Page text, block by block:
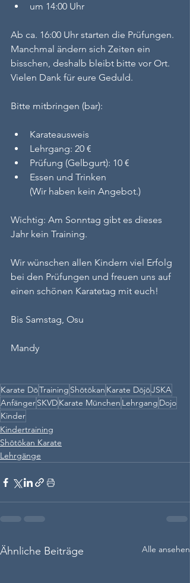
um 14:00 Uhr
Ab ca. 16:00 Uhr starten die Prüfungen.
Manchmal ändern sich Zeiten ein
bisschen, deshalb bleibt bitte vor Ort.
Vielen Dank für eure Geduld.
Bitte mitbringen (bar):
Karateausweis
Lehrgang: 20 €
Prüfung (Gelbgurt): 10 €
Essen und Trinken
(Wir haben kein Angebot.)
Wichtig: Am Sonntag gibt es dieses
Jahr kein Training.
Wir wünschen allen Kindern viel Erfolg
bei den Prüfungen und freuen uns auf
einen schönen Karatetag mit euch!
Bis Samstag, Osu
Mandy
Karate DōTraining Shōtōkan Karate DōjōJSKA
AnfängerSKVDKarate München Lehrgang Dojo
Kinder
Kindertraining
Shōtōkan Karate
Lehrgänge
Ähnliche Beiträge Alle ansehen